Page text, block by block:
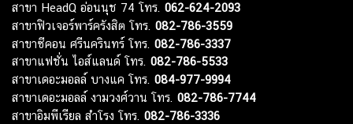
สาขา HeadQ อ่อนนุช 74 โทร. 062-624-2093
สาขาฟิวเจอร์พาร์ครังสิต โทร. 082-786-3559
สาขาซีคอน ศรีนครินทร์ โทร. 082-786-3337
สาขาแฟชั่น ไอส์แลนด์ โทร. 082-786-5533
สาขาเดอะมอลล์ บางแค โทร. 084-977-9994
สาขาเดอะมอลล์ งามวงศ์วาน โทร. 082-786-7744
สาขาอิมพีเรียล สำโรง โทร. 082-786-3336